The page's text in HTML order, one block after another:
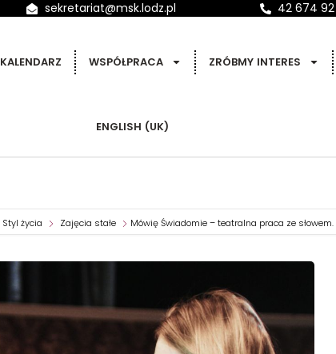
sekretariat@msk.lodz.pl 42 674
KALENDARZ WSPÓŁPRACA ZRÓBMY INTERES
ENGLISH (UK)
Styl życia Zajęcia stałe Mówię Świadomie – teatralna praca ze